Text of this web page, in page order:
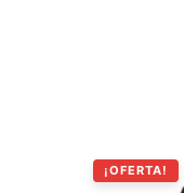
¡OFERTA!